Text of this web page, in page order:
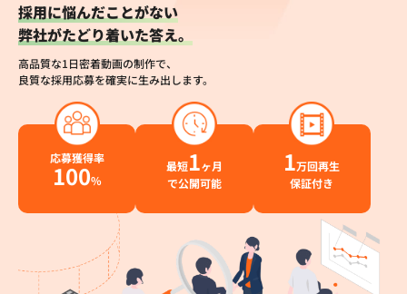
採用に悩んだことがない
弊社がたどり着いた答え。
高品質な1日密着動画の制作で、
良質な採用応募を確実に生み出します。
応募獲得率
100%
最短1ヶ月
で公開可能
1万回再生
保証付き